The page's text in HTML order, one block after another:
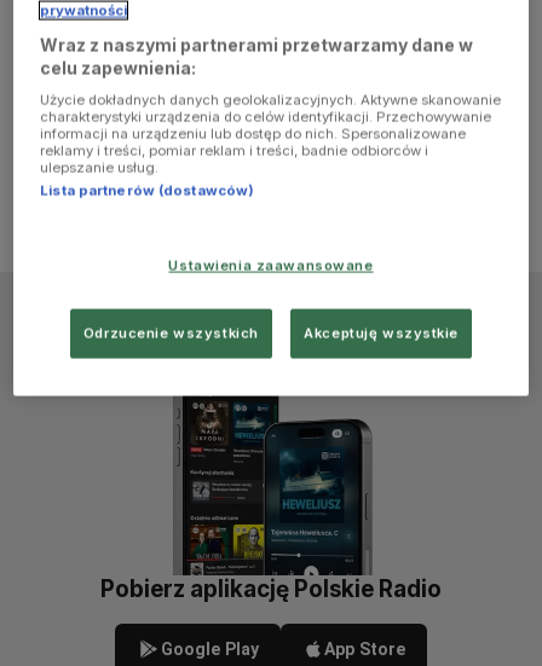
console for
more
information)
Pobierz aplikację Polskie Radio
Google Play App Store
prywatności
Wraz z naszymi partnerami przetwarzamy dane w
celu zapewnienia:
Użycie dokładnych danych geolokalizacyjnych. Aktywne skanowanie
charakterystyki urządzenia do celów identyfikacji. Przechowywanie
informacji na urządzeniu lub dostęp do nich. Spersonalizowane
reklamy i treści, pomiar reklam i treści, badnie odbiorców i
ulepszanie usług.
Lista partnerów (dostawców)
Ustawienia zaawansowane
Odrzucenie wszystkich Akceptuję wszystkie